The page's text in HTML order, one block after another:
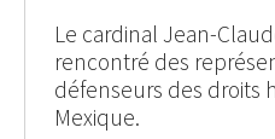
Le cardinal Jean-
rencontré des
défenseurs des droits
Mexique.